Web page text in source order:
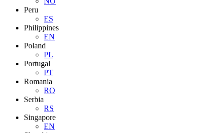
Peru
ES
Philippines
EN
Poland
PL
Portugal
PT
Romania
RO
Serbia
RS
Singapore
EN